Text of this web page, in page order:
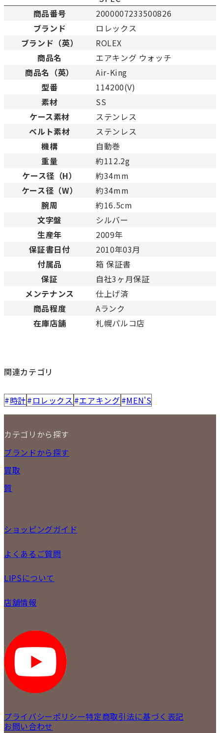
新品
新品状態。
展示品などの未使用品。
SAランク 未使用同様品。数回使用した程度、もしくは新
態の商品。
僅かな傷、汚れはありますが比較的程度の良い
ABランク少々使用感はありますが、キズや汚れが少なめ
態の良い商品。
一般的な使用感があり、傷・汚れがあるが使用に
い商品。
とても使用感のある商品。傷や汚れなどがあり、
合があります。
Cランク 色濃く使用感があり、傷や汚れが多く目立つ場合
す。
商品番号
2000007233500826
ブランド
ロレックス
ブランド（英）
ROLEX
商品名
エアキング ウォッチ
商品名（英）
Air-King
型番
114200(V)
素材
SS
ケース素材
ステンレス
ベルト素材
ステンレス
機構
自動巻
重量
約112.2g
ケース径（H）
約34mm
ケース径（W）
約34mm
腕周
約16.5cm
文字盤
シルバー
生産年
2009年
保証書日付
2010年03月
付属品
箱 保証書
保証
自社3ヶ月保証
メンテナンス
仕上げ済
商品程度
Aランク
在庫店舗
札幌パルコ店
関連カテゴリ
時計 ロレックス エアキング MEN'S
カテゴリから探す
NEW ITEM
時計
小物
ブランドから探す
買取
宅配買取
委託販売
LINE査定
買取実績
質
ショッピングガイド
商品について
お支払いについて
保証について
よくあるご質問
商品について
質について
返品について
LIPSについて
各事業部の紹介
STAFFBLOG
SNS
店舗情報
LIPS 新宿店
LIPS 札幌パルコ店
LIPS 札幌白石店
LIPS 通信販売事業部
プライバシーポリシー特定商取引法に基づく表記
お問い合わせ